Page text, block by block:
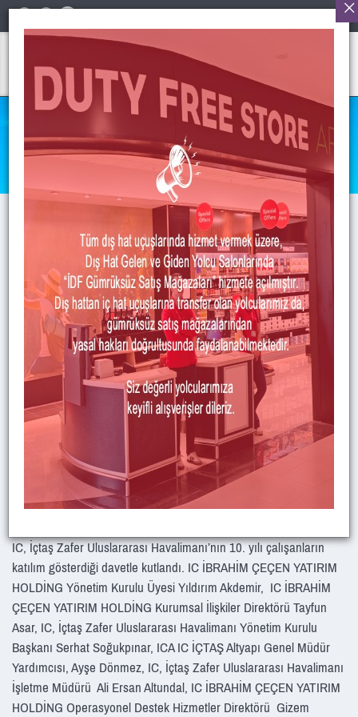
BASIN&MEDYA
> Haberler >
Zafer Havalimanı’nın 10. Yılını Kutladık
HABERLER
IC, İçtaş Zafer Uluslararası Havalimanı’nın 10. yılı çalışanların
katılım gösterdiği davetle kutlandı. IC İBRAHİM ÇEÇEN YATIRIM
HOLDİNG Yönetim Kurulu Üyesi Yıldırım Akdemir, IC İBRAHİM
ÇEÇEN YATIRIM HOLDİNG Kurumsal İlişkiler Direktörü Tayfun
Asar, IC, İçtaş Zafer Uluslararası Havalimanı Yönetim Kurulu
Başkanı Serhat Soğukpınar, ICA IC İÇTAŞ Altyapı Genel Müdür
Yardımcısı, Ayşe Dönmez, IC, İçtaş Zafer Uluslararası Havalimanı
İşletme Müdürü Ali Ersan Altundal, IC İBRAHİM ÇEÇEN YATIRIM
HOLDİNG Operasyonel Destek Hizmetler Direktörü Gizem